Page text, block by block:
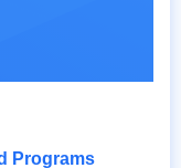
Programs